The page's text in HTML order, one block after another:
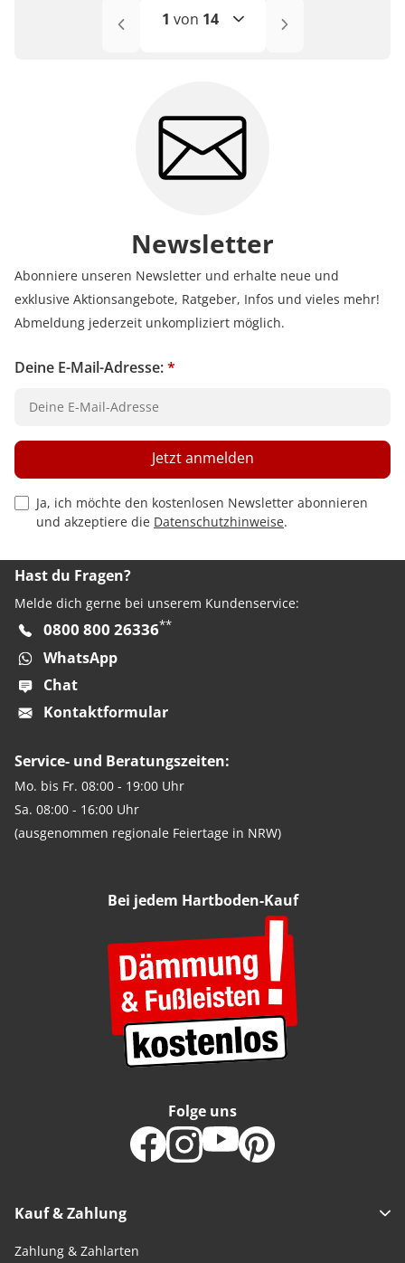
1 von 14
6-10
11-14
Newsletter
Abonniere unseren Newsletter und erhalte neue und
exklusive Aktionsangebote, Ratgeber, Infos und vieles mehr!
Abmeldung jederzeit unkompliziert möglich.
Deine E-Mail-Adresse:*
Privacy Policy Checkbox
Ja, ich möchte den kostenlosen Newsletter abonnieren
und akzeptiere die Datenschutzhinweise.
Jetzt anmelden
Hast du Fragen?
Melde dich gerne bei unserem Kundenservice:
0800 800 26336**
WhatsApp
Chat
Kontaktformular
Service- und Beratungszeiten:
Mo. bis Fr. 08:00 - 19:00 Uhr
Sa. 08:00 - 16:00 Uhr
(ausgenommen regionale Feiertage in NRW)
Bei jedem Hartboden-Kauf
Kauf & Zahlung
Zahlung & Zahlarten
Folge uns